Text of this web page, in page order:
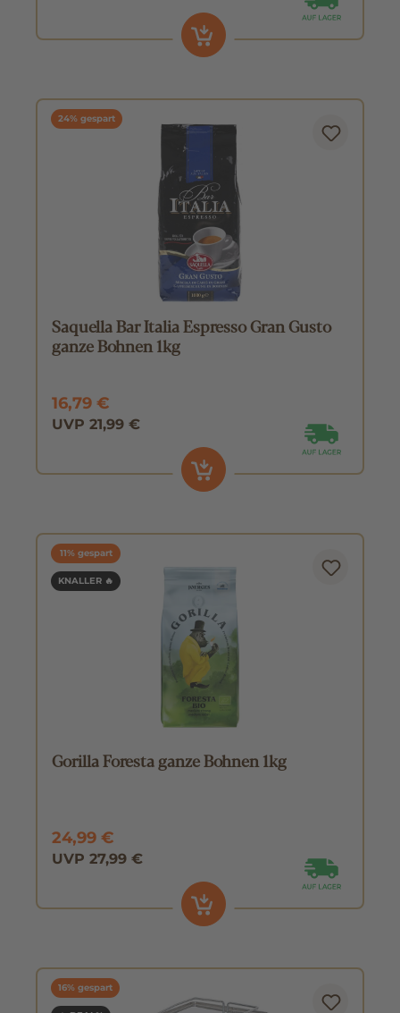
24% gespart
Saquella Bar Italia Espresso Gran Gusto
ganze Bohnen 1kg
16,79 €
UVP 21,99 €
11% gespart
KNALLER 🔥
Gorilla Foresta ganze Bohnen 1kg
24,99 €
UVP 27,99 €
16% gespart